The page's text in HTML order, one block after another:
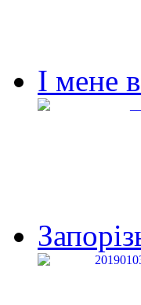
І мене